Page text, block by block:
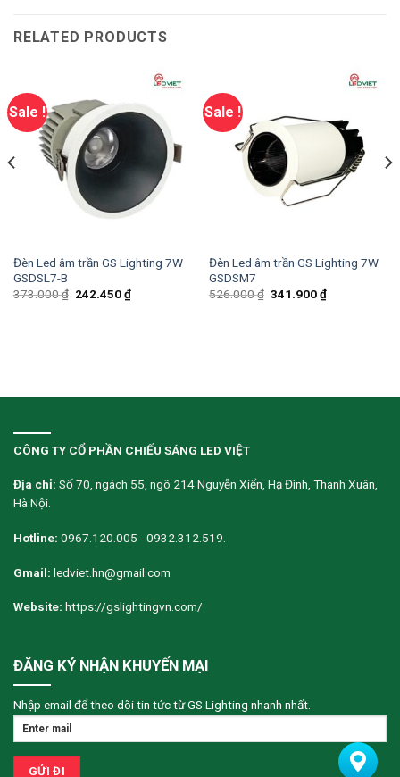
RELATED PRODUCTS
Sale !
Đèn Led âm trần GS Lighting 7W
GSDSL7-B
373.000₫ 242.450₫
Sale !
Đèn Led âm trần GS Lighting 7W
GSDSM7
526.000₫ 341.900₫
CÔNG TY CỔ PHẦN CHIẾU SÁNG LED VIỆT
Địa chỉ: Số 70, ngách 55, ngõ 214 Nguyễn Xiển, Hạ Đình, Thanh Xuân,
Hà Nội.
Hotline: 0967.120.005 - 0932.312.519.
Gmail: ledviet.hn@gmail.com
Website: https://gslightingvn.com/
ĐĂNG KÝ NHẬN KHUYẾN MẠI
Nhập email để theo dõi tin tức từ GS Lighting nhanh nhất.